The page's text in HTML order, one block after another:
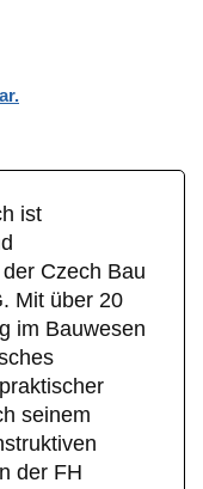
ist
Czech Bau
Mit über 20
im Bauwesen
seinem
der FH